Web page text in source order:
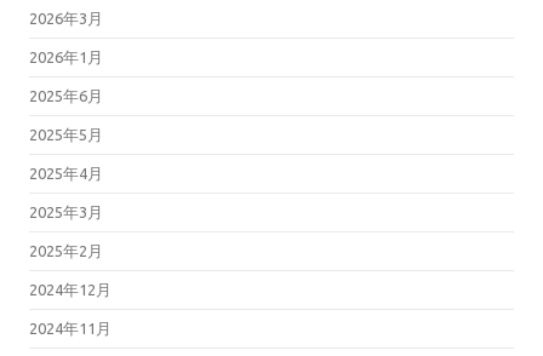
2026年3月
2026年1月
2025年6月
2025年5月
2025年4月
2025年3月
2025年2月
2024年12月
2024年11月